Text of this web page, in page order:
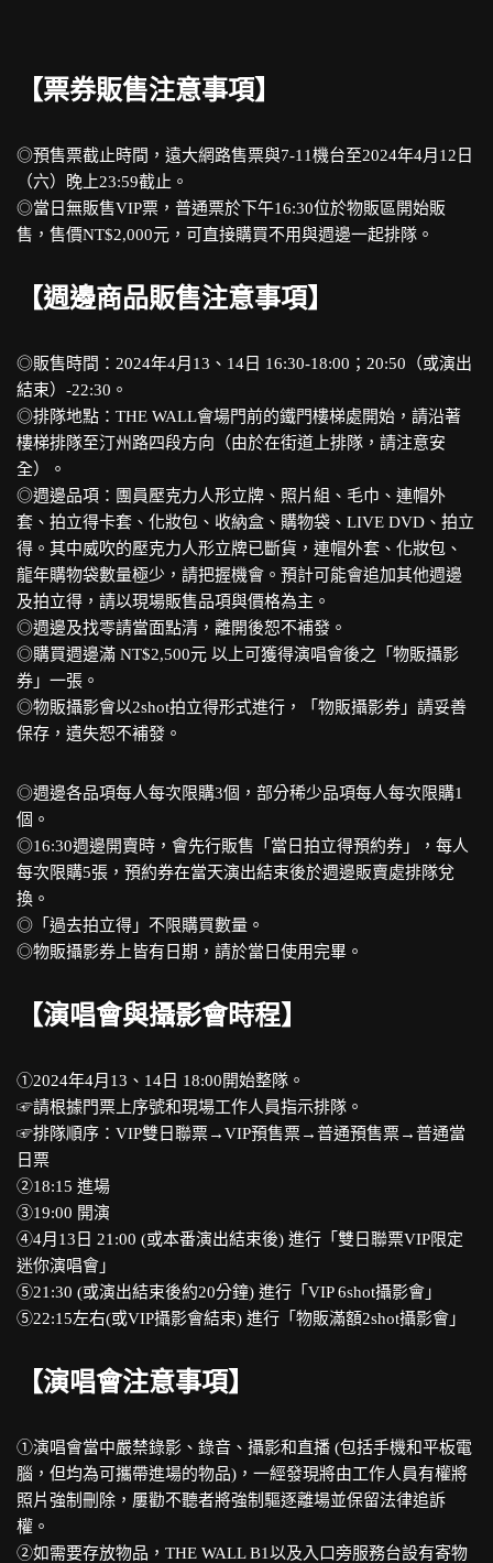
【票券販售注意事項】
◎預售票截止時間，遠大網路售票與7-11機台至2024年4月12日
（六）晚上23:59截止。
◎當日無販售VIP票，普通票於下午16:30位於物販區開始販
售，售價NT$2,000元，可直接購買不用與週邊一起排隊。
【週邊商品販售注意事項】
◎販售時間：2024年4月13、14日 16:30-18:00；20:50（或演出
結束）-22:30。
◎排隊地點：THE WALL會場門前的鐵門樓梯處開始，請沿著
樓梯排隊至汀州路四段方向（由於在街道上排隊，請注意安
全）。
◎週邊品項：團員壓克力人形立牌、照片組、毛巾、連帽外
套、拍立得卡套、化妝包、收納盒、購物袋、LIVE DVD、拍立
得。其中威吹的壓克力人形立牌已斷貨，連帽外套、化妝包、
龍年購物袋數量極少，請把握機會。預計可能會追加其他週邊
及拍立得，請以現場販售品項與價格為主。
◎週邊及找零請當面點清，離開後恕不補發。
◎購買週邊滿 NT$2,500元 以上可獲得演唱會後之「物販攝影
券」一張。
◎物販攝影會以2shot拍立得形式進行，「物販攝影券」請妥善
保存，遺失恕不補發。
◎週邊各品項每人每次限購3個，部分稀少品項每人每次限購1
個。
◎16:30週邊開賣時，會先行販售「當日拍立得預約券」，每人
每次限購5張，預約券在當天演出結束後於週邊販賣處排隊兌
換。
◎「過去拍立得」不限購買數量。
◎物販攝影券上皆有日期，請於當日使用完畢。
【演唱會與攝影會時程】
①2024年4月13、14日 18:00開始整隊。
☞請根據門票上序號和現場工作人員指示排隊。
☞排隊順序：VIP雙日聯票→VIP預售票→普通預售票→普通當
日票
②18:15 進場
③19:00 開演
④4月13日 21:00 (或本番演出結束後) 進行「雙日聯票VIP限定
迷你演唱會」
⑤21:30 (或演出結束後約20分鐘) 進行「VIP 6shot攝影會」
⑤22:15左右(或VIP攝影會結束) 進行「物販滿額2shot攝影會」
【演唱會注意事項】
①演唱會當中嚴禁錄影、錄音、攝影和直播 (包括手機和平板電
腦，但均為可攜帶進場的物品)，一經發現將由工作人員有權將
照片強制刪除，屢勸不聽者將強制驅逐離場並保留法律追訴
權。
②如需要存放物品，THE WALL B1以及入口旁服務台設有寄物